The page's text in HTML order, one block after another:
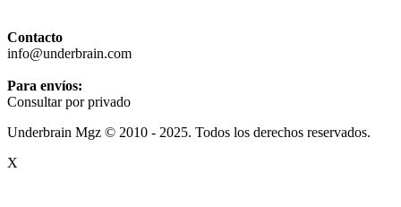
Contacto
info@underbrain.com
Para envíos:
Consultar por privado
Underbrain Mgz © 2010 - 2025. Todos los derechos reservados.
X